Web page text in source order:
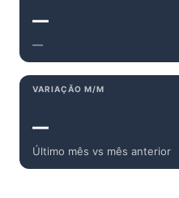
—
—
VARIAÇÃO M/M
—
Último mês vs mês anterior